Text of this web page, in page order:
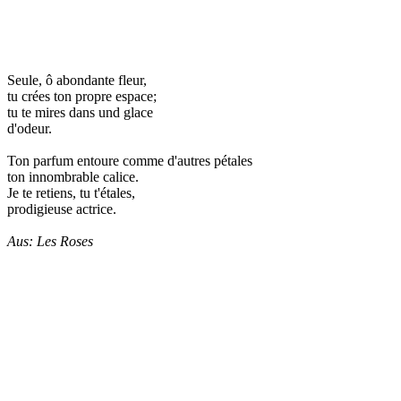
Seule, ô abondante fleur,
tu crées ton propre espace;
tu te mires dans und glace
d'odeur.
Ton parfum entoure comme d'autres pétales
ton innombrable calice.
Je te retiens, tu t'étales,
prodigieuse actrice.
Aus: Les Roses